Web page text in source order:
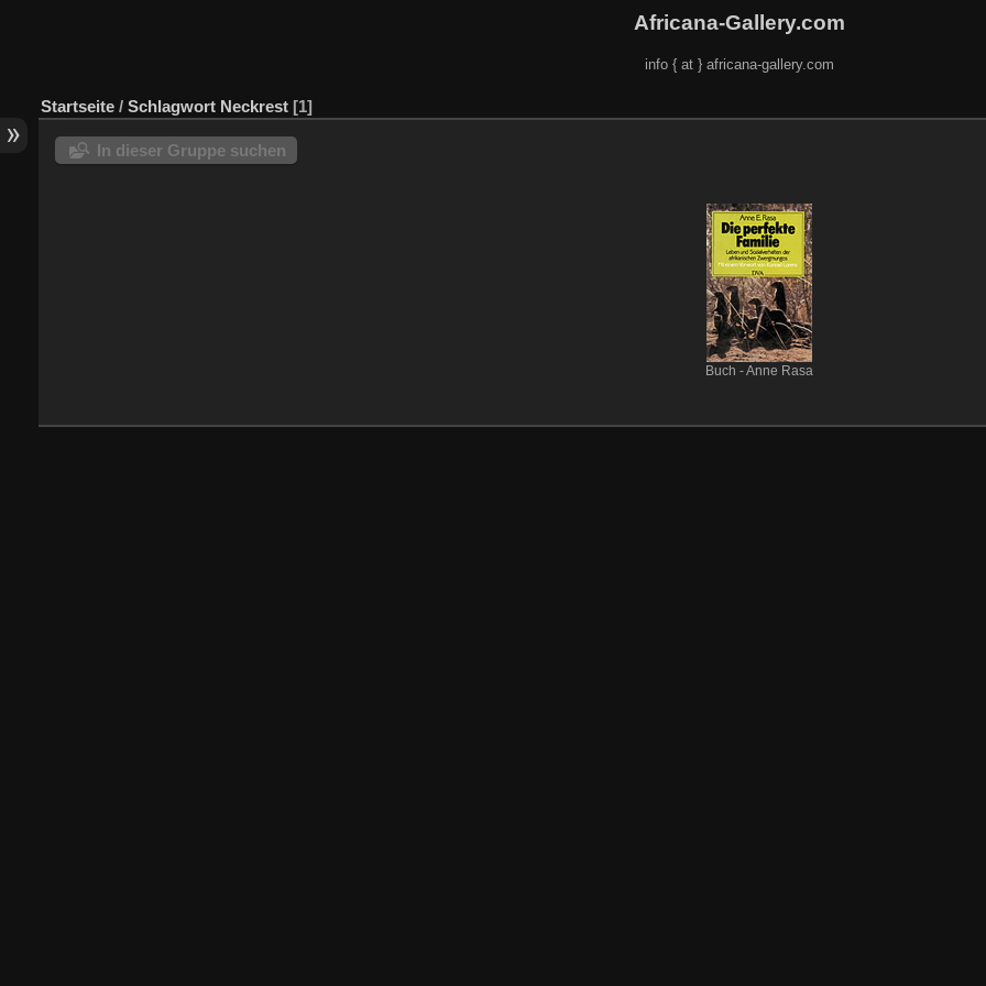
Africana-Gallery.com
info { at } africana-gallery.com
Startseite / Schlagwort Neckrest 1
In dieser Gruppe suchen
Buch - Anne Rasa